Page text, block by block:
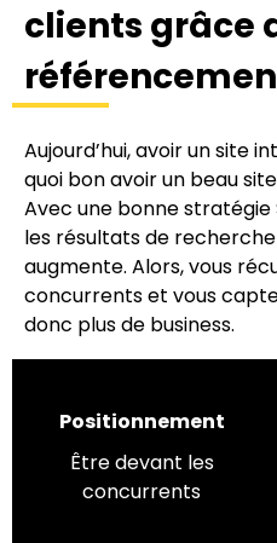
clients grâce
Aujourd’hui, avoir un site
quoi bon avoir un beau
Avec une bonne stratégie
les résultats de
augmente. Alors, vous
concurrents et vous
donc plus de business.
Positionnement
Être devant les
concurrents